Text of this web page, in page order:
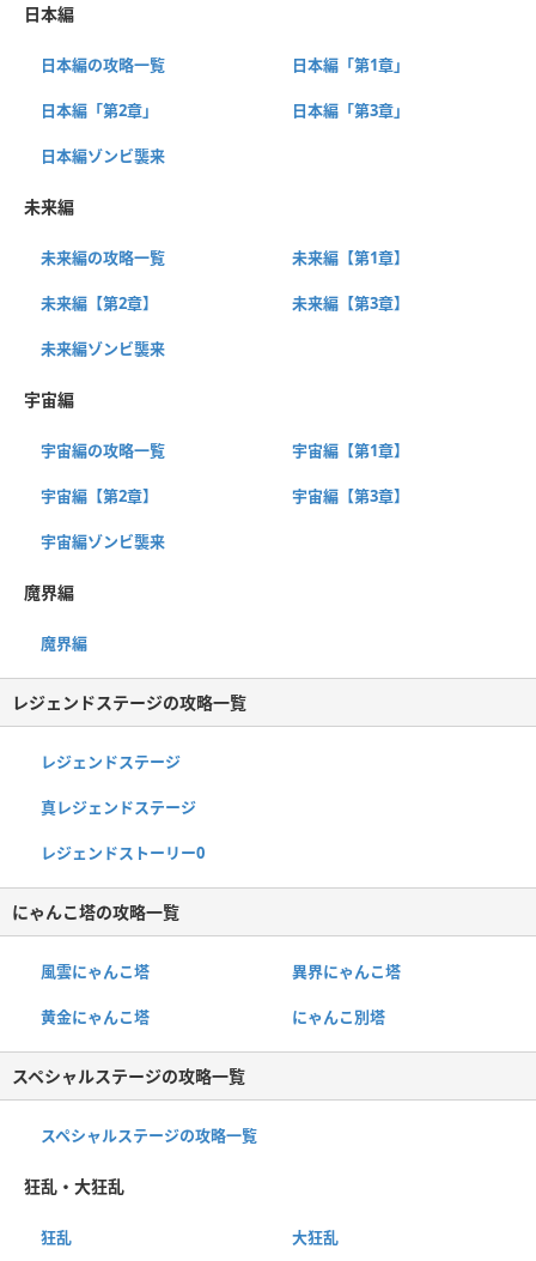
日本編
日本編の攻略一覧 日本編「第1章」
日本編「第2章」 日本編「第3章」
日本編ゾンビ襲来
未来編
未来編の攻略一覧 未来編【第1章】
未来編【第2章】 未来編【第3章】
未来編ゾンビ襲来
宇宙編
宇宙編の攻略一覧 宇宙編【第1章】
宇宙編【第2章】 宇宙編【第3章】
宇宙編ゾンビ襲来
魔界編
魔界編
レジェンドステージの攻略一覧
レジェンドステージ
真レジェンドステージ
レジェンドストーリー0
にゃんこ塔の攻略一覧
風雲にゃんこ塔 異界にゃんこ塔
黄金にゃんこ塔 にゃんこ別塔
スペシャルステージの攻略一覧
スペシャルステージの攻略一覧
狂乱・大狂乱
狂乱 大狂乱